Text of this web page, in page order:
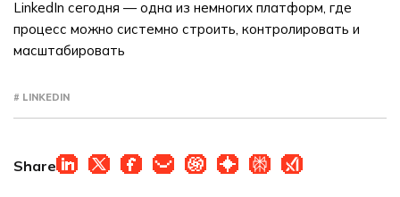
LinkedIn сегодня — одна из немногих платформ, где
процесс можно системно строить, контролировать и
масштабировать
# LINKEDIN
Share